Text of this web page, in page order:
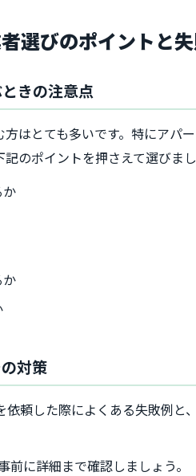
選びのポイントと
きの注意点
はとても多いです。特にアパ
のポイントを押さえて選びまし
対策
頼した際によくある失敗例と、
に詳細まで確認しましょう。